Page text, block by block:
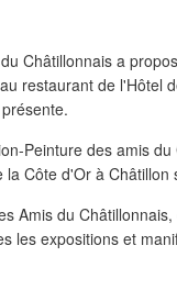
Châtillonnais a
restaurant de l'Hôtel
Amis du
les expositions et